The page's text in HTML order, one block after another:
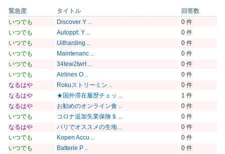
緊急度 タイトル
回答数
いつでも
Discover Y ..
0 件
いつでも
Autoppt: Y ..
0 件
いつでも
Uitharding ..
0 件
いつでも
Maintenanc ..
0 件
いつでも
34tew2twrt ..
0 件
いつでも
Airlines O ..
0 件
なるはや
Rokuストリーミン ..
0 件
なるはや
★国外滞在履歴チェッ ..
1 件
なるはや
お勧めのオンライン食 ..
0 件
いつでも
コロナ追加失業保険＄ ..
0 件
なるはや
パリでオススメの生地 ..
0 件
いつでも
Kopen Accu ..
0 件
いつでも
Batterie P ..
0 件